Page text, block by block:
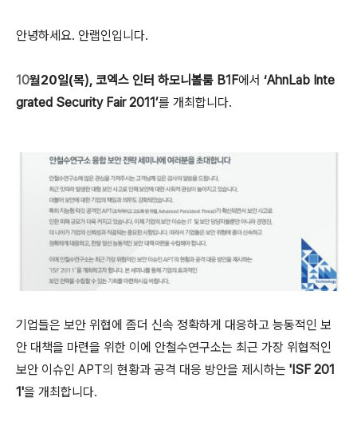
안녕하세요. 안랩인입니다.
10월20일(목), 코엑스 인터 하모니볼룸 B1F에서 ‘AhnLab Inte
grated Security Fair 2011’를 개최합니다.
기업들은 보안 위협에 좀더 신속 정확하게 대응하고 능동적인 보
안 대책을 마련을 위한 이에 안철수연구소는 최근 가장 위협적인
보안 이슈인 APT의 현황과 공격 대응 방안을 제시하는 'ISF 201
1'을 개최합니다.